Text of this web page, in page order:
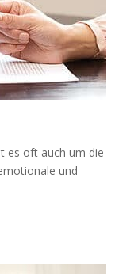
es oft auch um die
und